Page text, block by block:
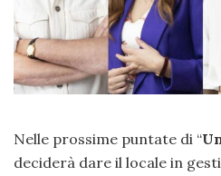
Nelle prossime puntate di “
deciderà dare il locale in